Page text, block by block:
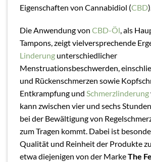
Eigenschaften von Cannabidiol (CBD).
Die Anwendung von CBD-Öl, als
Tampons, zeigt vielversprechende
Linderung unterschiedlicher
Menstruationsbeschwerden,
und Rückenschmerzen sowie
Entkrampfung und Schmerzlinderung
kann zwischen vier und sechs
bei der Bewältigung von
zum Tragen kommt. Dabei ist
Qualität und Reinheit der Produkte
etwa diejenigen von der MarkeThe